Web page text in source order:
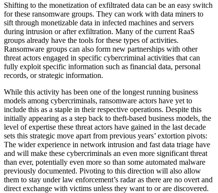
Shifting to the monetization of exfiltrated data can be an easy switch
for these ransomware groups. They can work with data miners to
sift through monetizable data in infected machines and servers
during intrusion or after exfiltration. Many of the current RaaS
groups already have the tools for these types of activities.
Ransomware groups can also form new partnerships with other
threat actors engaged in specific cybercriminal activities that can
fully exploit specific information such as financial data, personal
records, or strategic information.
While this activity has been one of the longest running business
models among cybercriminals, ransomware actors have yet to
include this as a staple in their respective operations. Despite this
initially appearing as a step back to theft-based business models, the
level of expertise these threat actors have gained in the last decade
sets this strategic move apart from previous years’ extortion pivots:
The wider experience in network intrusion and fast data triage have
and will make these cybercriminals an even more significant threat
than ever, potentially even more so than some automated malware
previously documented. Pivoting to this direction will also allow
them to stay under law enforcement’s radar as there are no overt and
direct exchange with victims unless they want to or are discovered.